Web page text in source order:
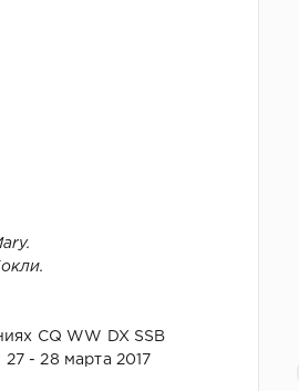
CQ WW DX SSB
- 28 марта 2017